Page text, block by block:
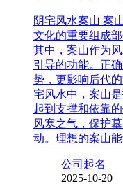
阴宅风水案山 案
文化的重要组成
其中，案山作为
引导的功能。正
势，更影响后代
宅风水中，案山
起到支撑和依靠
风寒之气，保护
动。理想的案山
公司起名
2025-10-20